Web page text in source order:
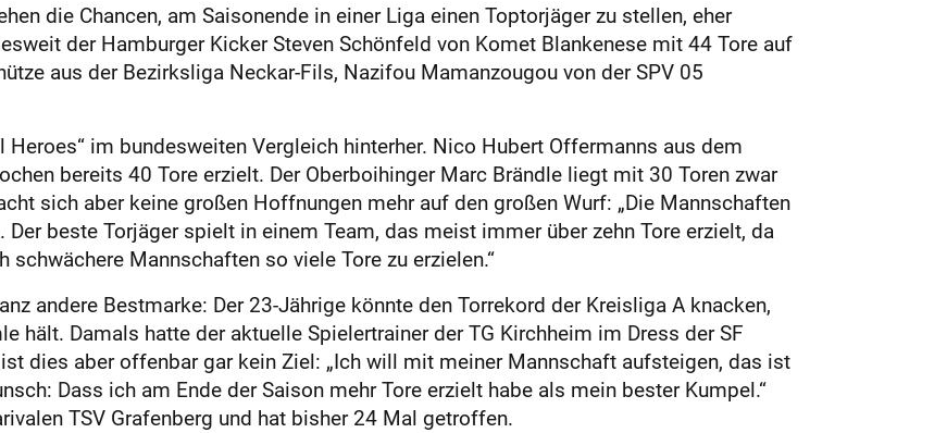
die Chancen, am Saisonende in einer Liga einen Toptorjäger zu stellen, eher
der Hamburger Kicker Steven Schönfeld von Komet Blankenese mit 44 Tore auf
aus der Bezirksliga Neckar-Fils, Nazifou Mamanzougou von der SPV 05
im bundesweiten Vergleich hinterher. Nico Hubert Offermanns aus dem
bereits 40 Tore erzielt. Der Oberboihinger Marc Brändle liegt mit 30 Toren zwar
sich aber keine großen Hoffnungen mehr auf den großen Wurf: „Die Mannschaften
beste Torjäger spielt in einem Team, das meist immer über zehn Tore erzielt, da
Mannschaften so viele Tore zu erzielen.“
andere Bestmarke: Der 23-Jährige könnte den Torrekord der Kreisliga A knacken,
hält. Damals hatte der aktuelle Spielertrainer der TG Kirchheim im Dress der SF
dies aber offenbar gar kein Ziel: „Ich will mit meiner Mannschaft aufsteigen, das ist
Dass ich am Ende der Saison mehr Tore erzielt habe als mein bester Kumpel.“
TSV Grafenberg und hat bisher 24 Mal getroffen.